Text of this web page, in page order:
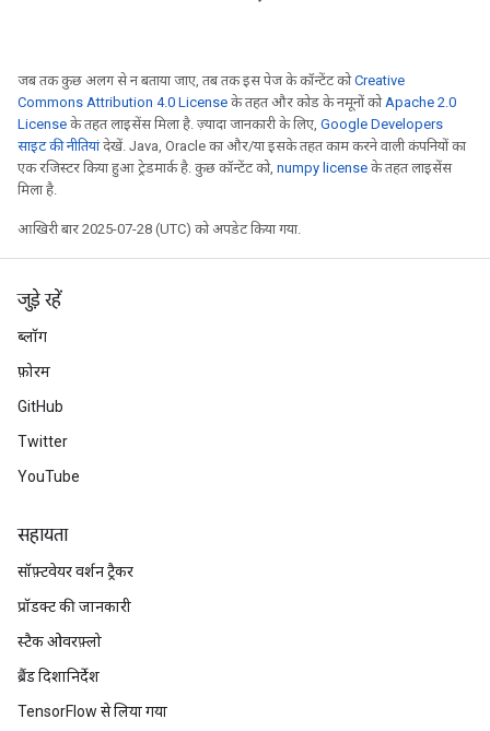
जब तक कुछ अलग से न बताया जाए, तब तक इस पेज के कॉन्टेंट कोCreative
Commons Attribution 4.0 License के तहत और कोड के नमूनों कोApache 2.0
License के तहत लाइसेंस मिला है. ज़्यादा जानकारी के लिए, Google Developers
साइट की नीतियांदेखें. Java, Oracle का और/या इसके तहत काम करने वाली कंपनियों का
एक रजिस्टर किया हुआ ट्रेडमार्क है. कुछ कॉन्टेंट को, numpy license के तहत लाइसेंस
मिला है.
आखिरी बार 2025-07-28 (UTC) को अपडेट किया गया.
जुड़े रहें
ब्लॉग
फ़ोरम
GitHub
Twitter
YouTube
सहायता
सॉफ़्टवेयर वर्शन ट्रैकर
प्रॉडक्ट की जानकारी
स्टैक ओवरफ़्लो
ब्रैंड दिशानिर्देश
TensorFlow से लिया गया